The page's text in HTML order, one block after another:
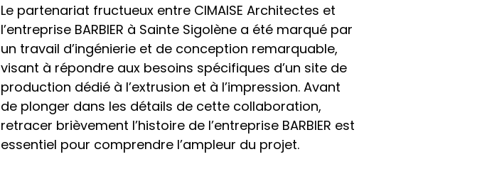
Le partenariat fructueux entre CIMAISE Architectes et
l’entreprise BARBIER à Sainte Sigolène a été marqué par
un travail d’ingénierie et de conception remarquable,
visant à répondre aux besoins spécifiques d’un site de
production dédié à l’extrusion et à l’impression. Avant
de plonger dans les détails de cette collaboration,
retracer brièvement l’histoire de l’entreprise BARBIER est
essentiel pour comprendre l’ampleur du projet.